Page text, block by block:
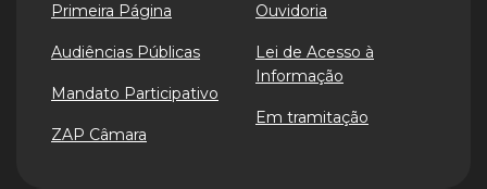
Primeira Página
Audiências Públicas
Mandato Participativo
ZAP Câmara
Ouvidoria
Lei de Acesso à
Informação
Em tramitação